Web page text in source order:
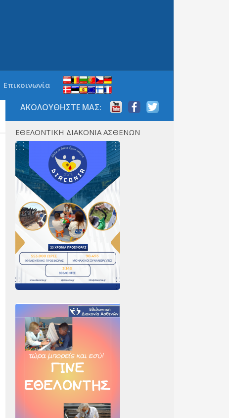
Επικοινωνία
ΑΚΟΛΟΥΘΗΣΤΕ ΜΑΣ:
ΕΘΕΛΟΝΤΙΚΗ ΔΙΑΚΟΝΙΑ ΑΣΘΕΝΩΝ